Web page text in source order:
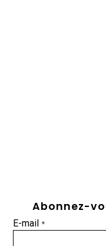
Abonnez-
E-mail*